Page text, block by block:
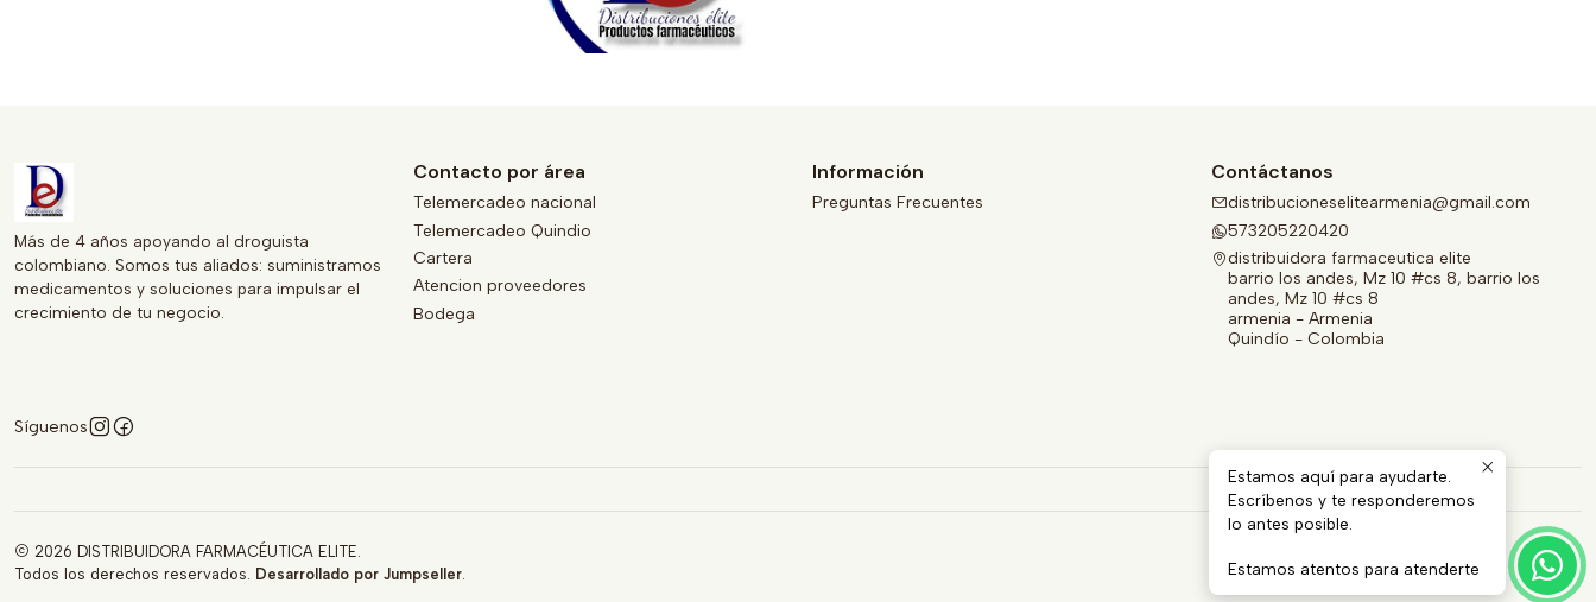
Más de 4 años apoyando al droguista
colombiano. Somos tus aliados: suministramos
medicamentos y soluciones para impulsar el
crecimiento de tu negocio.
Síguenos
Contacto por área
Telemercadeo nacional
Telemercadeo Quindio
Cartera
Atencion proveedores
Bodega
Información
Preguntas Frecuentes
Contáctanos
distribucioneselitearmenia@gmail.com
573205220420
distribuidora farmaceutica elite
barrio los andes, Mz 10 #cs 8, barrio los
andes, Mz 10 #cs 8
armenia - Armenia
Quindío - Colombia
2026 DISTRIBUIDORA FARMACÉUTICA ELITE.
Todos los derechos reservados. Desarrollado por Jumpseller.
Estamos aquí para ayudarte.
Escríbenos y te responderemos
lo antes posible.
Estamos atentos para atenderte